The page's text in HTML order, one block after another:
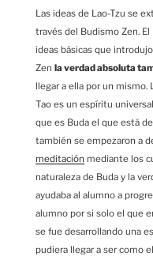
Las ideas de Lao-Tzu se
través del Budismo Zen.
ideas básicas que
Zen la verdad absoluta
llegar a ella por un mismo.
Tao es un espíritu
que es Buda el que está
también se empezaron a
meditación mediante los
naturaleza de Buda y la
ayudaba al alumno a
alumno por si solo el que
se fue desarrollando una
pudiera llegar a ser como